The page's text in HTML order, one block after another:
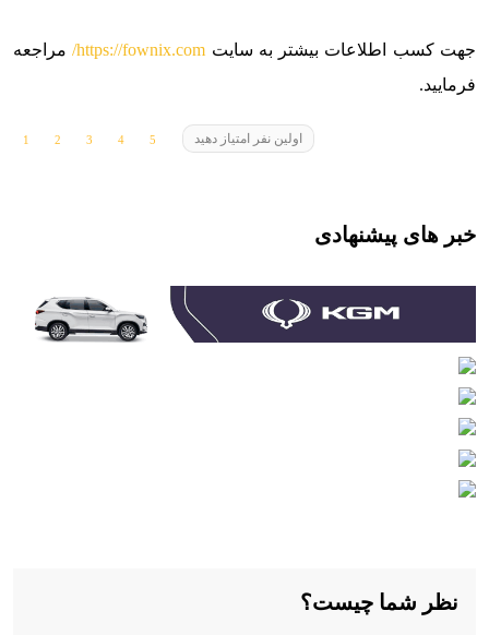
جهت کسب اطلاعات بیشتر به سایت
مراجعه
فرمایید.
اولین نفر امتیاز دهید
خبر های پیشنهادی
نظر شما چیست؟